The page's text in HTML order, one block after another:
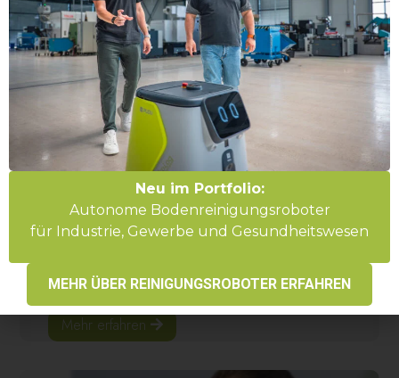
News
LogiMAT 2026 – Unser Rückblick!
27. März 2026
Intralogistik...
Mehr erfahren
Neu im Portfolio:
Autonome Bodenreinigungsroboter
für Industrie, Gewerbe und Gesundheitswesen
MEHR ÜBER REINIGUNGSROBOTER ERFAHREN